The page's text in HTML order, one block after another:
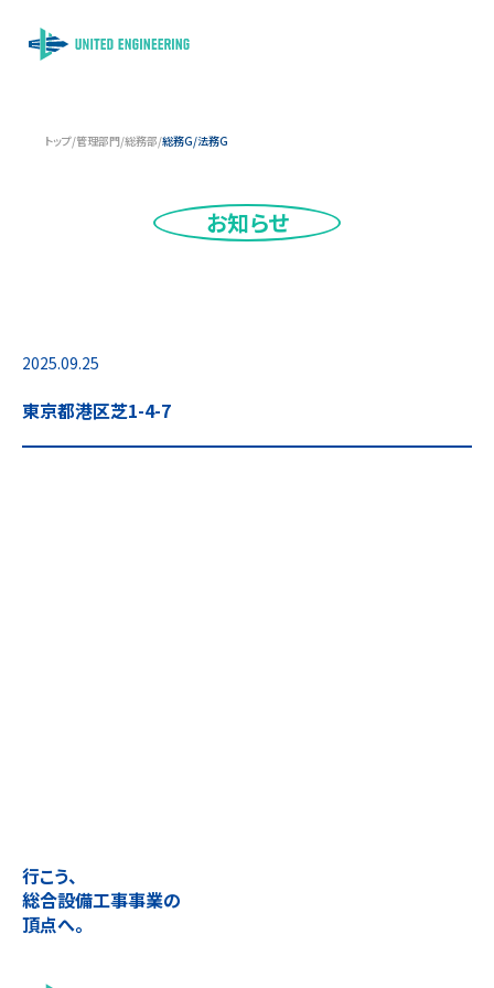
トップ/管理部門/総務部/総務G/法務G
お知らせ
2025.09.25
東京都港区芝1-4-7
行こう、
総合設備工事事業の
頂点へ。